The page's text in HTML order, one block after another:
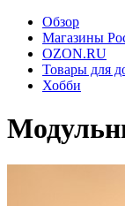
Обзор
Магазины
OZON.RU
Товары для
Хобби